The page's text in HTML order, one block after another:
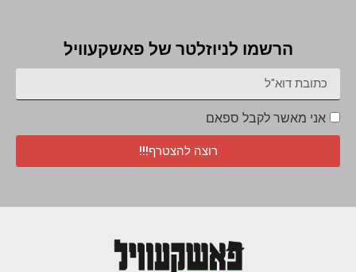
הרשמו לניוזלטר של פאשקעוויל
אני מאשר לקבל ספאם
רוצה להצטרף!!!